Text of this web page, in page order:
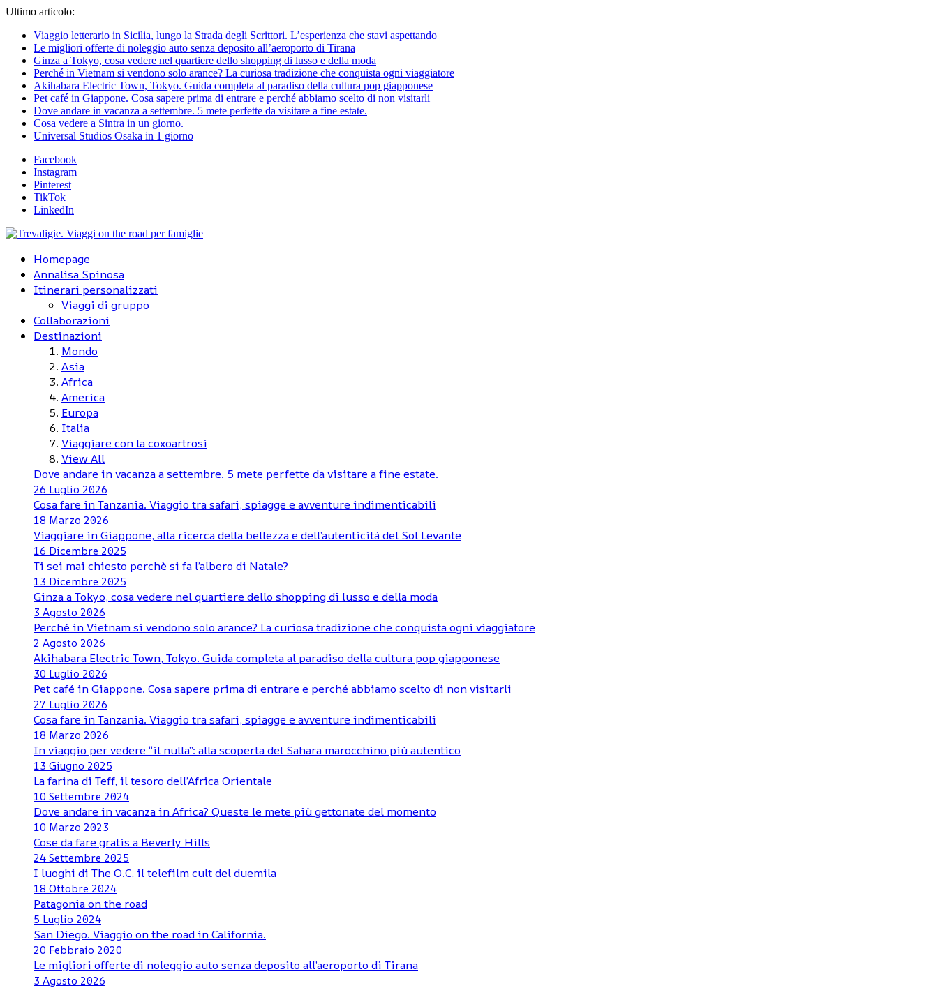
Ultimo articolo:
Viaggio letterario in Sicilia, lungo la Strada degli Scrittori. L’esperienza che stavi aspettando
Le migliori offerte di noleggio auto senza deposito all’aeroporto di Tirana
Ginza a Tokyo, cosa vedere nel quartiere dello shopping di lusso e della moda
Perché in Vietnam si vendono solo arance? La curiosa tradizione che conquista ogni viaggiatore
Akihabara Electric Town, Tokyo. Guida completa al paradiso della cultura pop giapponese
Pet café in Giappone. Cosa sapere prima di entrare e perché abbiamo scelto di non visitarli
Dove andare in vacanza a settembre. 5 mete perfette da visitare a fine estate.
Cosa vedere a Sintra in un giorno.
Universal Studios Osaka in 1 giorno
Facebook
Instagram
Pinterest
TikTok
LinkedIn
Homepage
Annalisa Spinosa
Itinerari personalizzati
Viaggi di gruppo
Collaborazioni
Destinazioni
Mondo
Asia
Africa
America
Europa
Italia
Viaggiare con la coxoartrosi
View All
Dove andare in vacanza a settembre. 5 mete perfette da visitare a fine estate.
26 Luglio 2026
Cosa fare in Tanzania. Viaggio tra safari, spiagge e avventure indimenticabili
18 Marzo 2026
Viaggiare in Giappone, alla ricerca della bellezza e dell’autenticità del Sol Levante
16 Dicembre 2025
Ti sei mai chiesto perchè si fa l’albero di Natale?
13 Dicembre 2025
Ginza a Tokyo, cosa vedere nel quartiere dello shopping di lusso e della moda
3 Agosto 2026
Perché in Vietnam si vendono solo arance? La curiosa tradizione che conquista ogni viaggiatore
2 Agosto 2026
Akihabara Electric Town, Tokyo. Guida completa al paradiso della cultura pop giapponese
30 Luglio 2026
Pet café in Giappone. Cosa sapere prima di entrare e perché abbiamo scelto di non visitarli
27 Luglio 2026
Cosa fare in Tanzania. Viaggio tra safari, spiagge e avventure indimenticabili
18 Marzo 2026
In viaggio per vedere “il nulla”: alla scoperta del Sahara marocchino più autentico
13 Giugno 2025
La farina di Teff, il tesoro dell’Africa Orientale
10 Settembre 2024
Dove andare in vacanza in Africa? Queste le mete più gettonate del momento
10 Marzo 2023
Cose da fare gratis a Beverly Hills
24 Settembre 2025
I luoghi di The O.C, il telefilm cult del duemila
18 Ottobre 2024
Patagonia on the road
5 Luglio 2024
San Diego. Viaggio on the road in California.
20 Febbraio 2020
Le migliori offerte di noleggio auto senza deposito all’aeroporto di Tirana
3 Agosto 2026